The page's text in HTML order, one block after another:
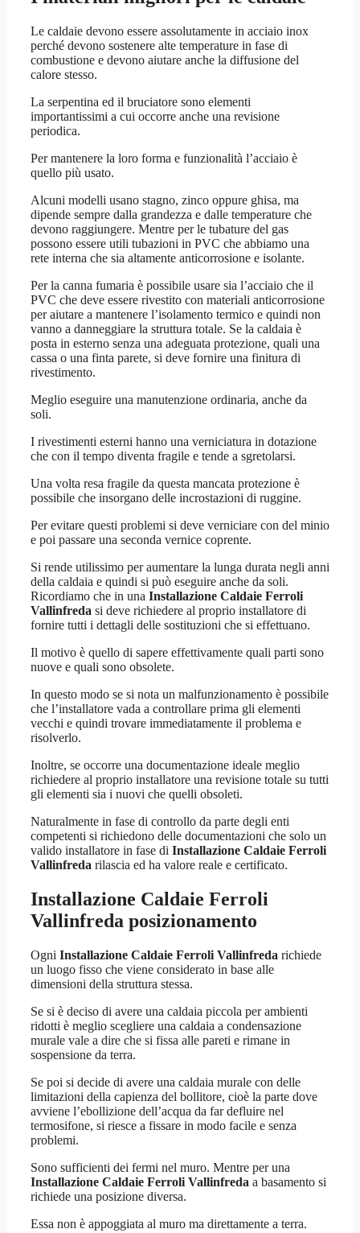
Le caldaie devono essere assolutamente in acciaio inox
perché devono sostenere alte temperature in fase di
combustione e devono aiutare anche la diffusione del
calore stesso.
La serpentina ed il bruciatore sono elementi
importantissimi a cui occorre anche una revisione
periodica.
Per mantenere la loro forma e funzionalità l’acciaio è
quello più usato.
Alcuni modelli usano stagno, zinco oppure ghisa, ma
dipende sempre dalla grandezza e dalle temperature che
devono raggiungere. Mentre per le tubature del gas
possono essere utili tubazioni in PVC che abbiamo una
rete interna che sia altamente anticorrosione e isolante.
Per la canna fumaria è possibile usare sia l’acciaio che il
PVC che deve essere rivestito con materiali anticorrosione
per aiutare a mantenere l’isolamento termico e quindi non
vanno a danneggiare la struttura totale. Se la caldaia è
posta in esterno senza una adeguata protezione, quali una
cassa o una finta parete, si deve fornire una finitura di
rivestimento.
Meglio eseguire una manutenzione ordinaria, anche da
soli.
I rivestimenti esterni hanno una verniciatura in dotazione
che con il tempo diventa fragile e tende a sgretolarsi.
Una volta resa fragile da questa mancata protezione è
possibile che insorgano delle incrostazioni di ruggine.
Per evitare questi problemi si deve verniciare con del minio
e poi passare una seconda vernice coprente.
Si rende utilissimo per aumentare la lunga durata negli anni
della caldaia e quindi si può eseguire anche da soli.
Ricordiamo che in una Installazione Caldaie Ferroli
Vallinfreda si deve richiedere al proprio installatore di
fornire tutti i dettagli delle sostituzioni che si effettuano.
Il motivo è quello di sapere effettivamente quali parti sono
nuove e quali sono obsolete.
In questo modo se si nota un malfunzionamento è possibile
che l’installatore vada a controllare prima gli elementi
vecchi e quindi trovare immediatamente il problema e
risolverlo.
Inoltre, se occorre una documentazione ideale meglio
richiedere al proprio installatore una revisione totale su tutti
gli elementi sia i nuovi che quelli obsoleti.
Naturalmente in fase di controllo da parte degli enti
competenti si richiedono delle documentazioni che solo un
valido installatore in fase di Installazione Caldaie Ferroli
Vallinfreda rilascia ed ha valore reale e certificato.
Installazione Caldaie Ferroli
Vallinfreda posizionamento
Ogni Installazione Caldaie Ferroli Vallinfreda richiede
un luogo fisso che viene considerato in base alle
dimensioni della struttura stessa.
Se si è deciso di avere una caldaia piccola per ambienti
ridotti è meglio scegliere una caldaia a condensazione
murale vale a dire che si fissa alle pareti e rimane in
sospensione da terra.
Se poi si decide di avere una caldaia murale con delle
limitazioni della capienza del bollitore, cioè la parte dove
avviene l’ebollizione dell’acqua da far defluire nel
termosifone, si riesce a fissare in modo facile e senza
problemi.
Sono sufficienti dei fermi nel muro. Mentre per una
Installazione Caldaie Ferroli Vallinfreda a basamento si
richiede una posizione diversa.
Essa non è appoggiata al muro ma direttamente a terra.